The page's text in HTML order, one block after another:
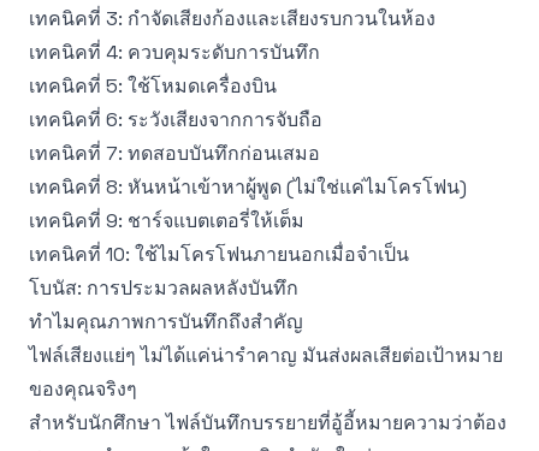
เทคนิคที่ 3: กำจัดเสียงก้องและเสียงรบกวนในห้อง
เทคนิคที่ 4: ควบคุมระดับการบันทึก
เทคนิคที่ 5: ใช้โหมดเครื่องบิน
เทคนิคที่ 6: ระวังเสียงจากการจับถือ
เทคนิคที่ 7: ทดสอบบันทึกก่อนเสมอ
เทคนิคที่ 8: หันหน้าเข้าหาผู้พูด (ไม่ใช่แค่ไมโครโฟน)
เทคนิคที่ 9: ชาร์จแบตเตอรี่ให้เต็ม
เทคนิคที่ 10: ใช้ไมโครโฟนภายนอกเมื่อจำเป็น
โบนัส: การประมวลผลหลังบันทึก
ทำไมคุณภาพการบันทึกถึงสำคัญ
ไฟล์เสียงแย่ๆ ไม่ได้แค่น่ารำคาญ มันส่งผลเสียต่อเป้าหมาย
ของคุณจริงๆ
สำหรับนักศึกษา ไฟล์บันทึกบรรยายที่อู้อี้หมายความว่าต้อง